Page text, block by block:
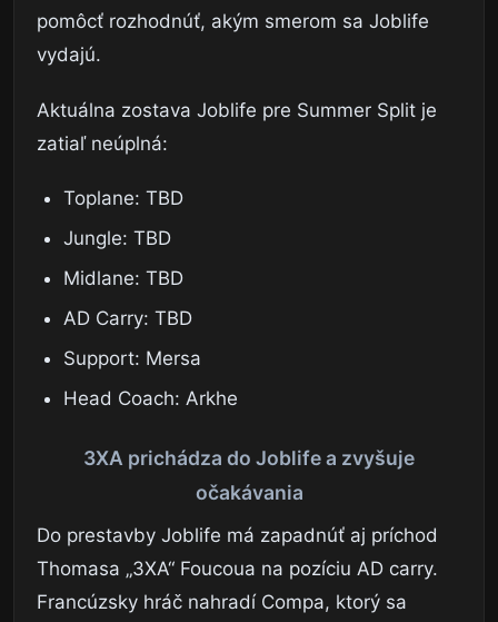
pomôcť rozhodnúť, akým smerom sa Joblife
vydajú.
Aktuálna zostava Joblife pre Summer Split je
zatiaľ neúplná:
Toplane: TBD
Jungle: TBD
Midlane: TBD
AD Carry: TBD
Support: Mersa
Head Coach: Arkhe
3XA prichádza do Joblife a zvyšuje
očakávania
Do prestavby Joblife má zapadnúť aj príchod
Thomasa „3XA“ Foucoua na pozíciu AD carry.
Francúzsky hráč nahradí Compa, ktorý sa